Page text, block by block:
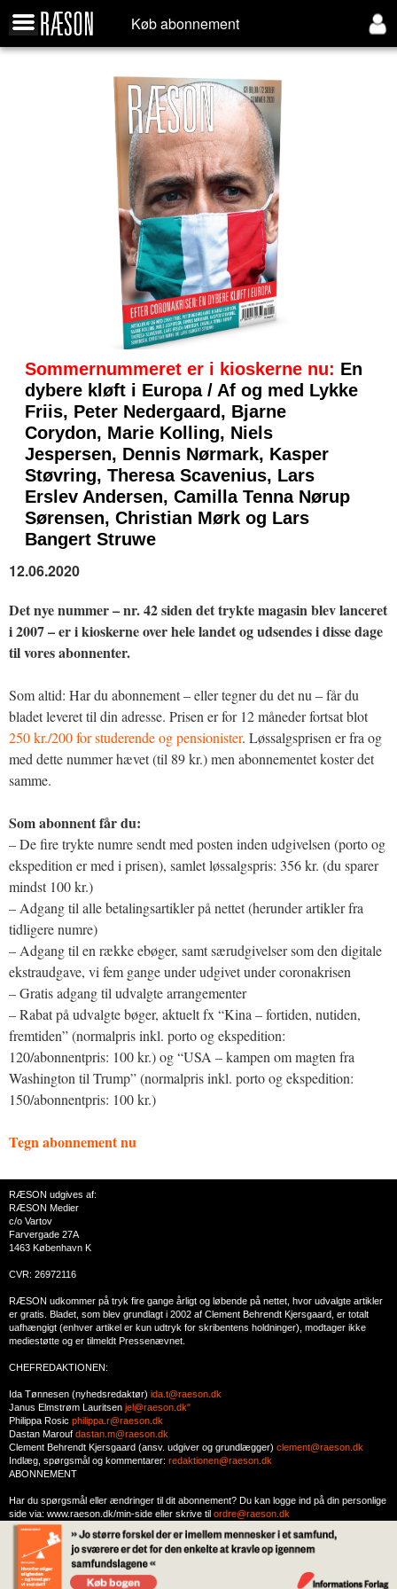
Køb abonnement
Sommernummeret er i kioskerne nu: En
dybere kløft i Europa / Af og med Lykke
Friis, Peter Nedergaard, Bjarne
Corydon, Marie Kolling, Niels
Jespersen, Dennis Nørmark, Kasper
Støvring, Theresa Scavenius, Lars
Erslev Andersen, Camilla Tenna Nørup
Sørensen, Christian Mørk og Lars
Bangert Struwe
12.06.2020
Det nye nummer – nr. 42 siden det trykte magasin blev lanceret
i 2007 – er i kioskerne over hele landet og udsendes i disse dage
til vores abonnenter.
Som altid: Har du abonnement – eller tegner du det nu – får du
bladet leveret til din adresse. Prisen er for 12 måneder fortsat blot
250 kr./200 for studerende og pensionister. Løssalgsprisen er fra og
med dette nummer hævet (til 89 kr.) men abonnementet koster det
samme.
Som abonnent får du:
– De fire trykte numre sendt med posten inden udgivelsen (porto og
ekspedition er med i prisen), samlet løssalgspris: 356 kr. (du sparer
mindst 100 kr.)
– Adgang til alle betalingsartikler på nettet (herunder artikler fra
tidligere numre)
– Adgang til en række ebøger, samt særudgivelser som den digitale
ekstraudgave, vi fem gange under udgivet under coronakrisen
– Gratis adgang til udvalgte arrangementer
– Rabat på udvalgte bøger, aktuelt fx “Kina – fortiden, nutiden,
fremtiden” (normalpris inkl. porto og ekspedition:
120/abonnentpris: 100 kr.) og “USA – kampen om magten fra
Washington til Trump” (normalpris inkl. porto og ekspedition:
150/abonnentpris: 100 kr.)
Tegn abonnement nu
RÆSON udgives af:
RÆSON Medier
c/o Vartov
Farvergade 27A
1463 København K
CVR: 26972116
RÆSON udkommer på tryk fire gange årligt og løbende på nettet, hvor udvalgte artikler
er gratis. Bladet, som blev grundlagt i 2002 af Clement Behrendt Kjersgaard, er totalt
uafhængigt (enhver artikel er kun udtryk for skribentens holdninger), modtager ikke
mediestøtte og er tilmeldt Pressenævnet.
CHEFREDAKTIONEN:
Ida Tønnesen (nyhedsredaktør) ida.t@raeson.dk
Janus Elmstrøm Lauritsen jel@raeson.dk"
Philippa Rosic philippa.r@raeson.dk
Dastan Marouf dastan.m@raeson.dk
Clement Behrendt Kjersgaard (ansv. udgiver og grundlægger) clement@raeson.dk
Indlæg, spørgsmål og kommentarer: redaktionen@raeson.dk
ABONNEMENT
Har du spørgsmål eller ændringer til dit abonnement? Du kan logge ind på din personlige
side via: www.raeson.dk/min-side eller skrive til ordre@raeson.dk